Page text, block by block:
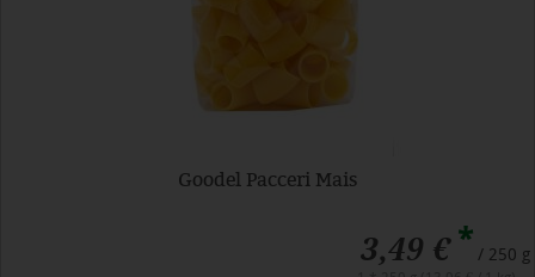
Goodel Pacceri Mais
3,49 €* / 250 g